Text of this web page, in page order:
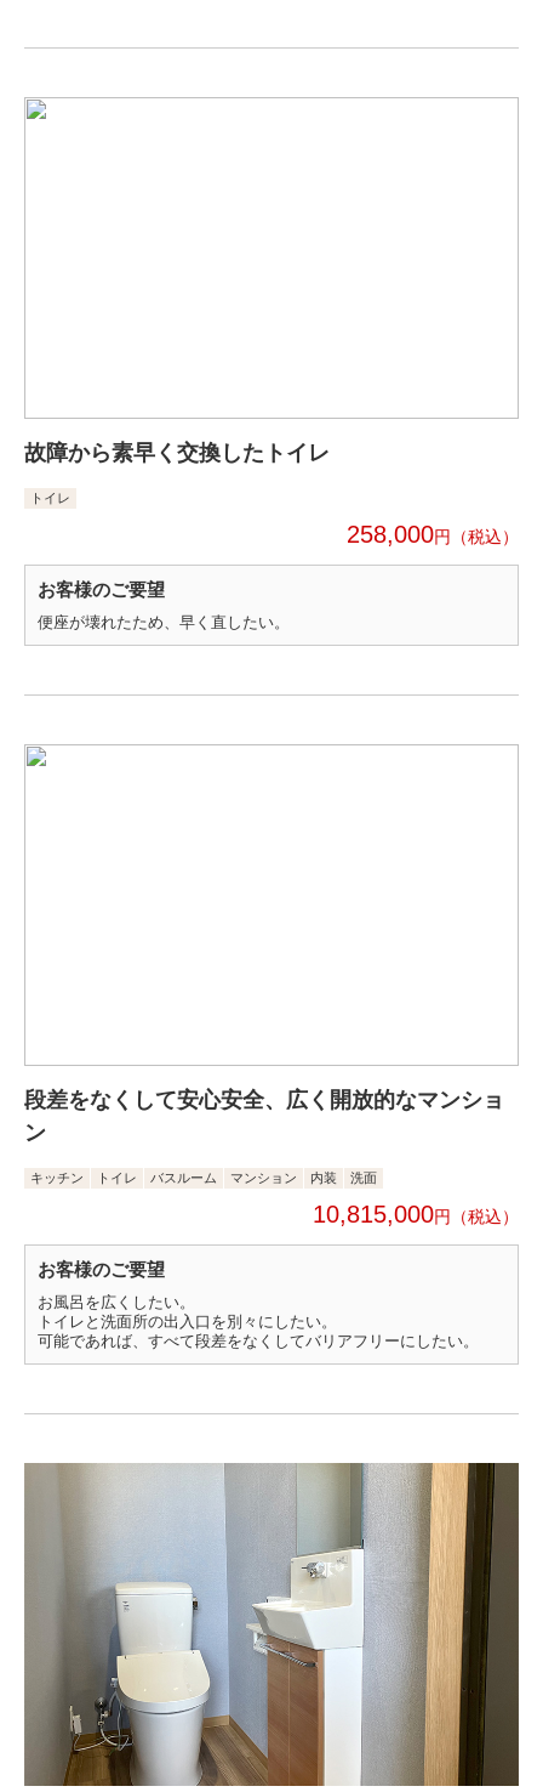
故障から素早く交換したトイレ
トイレ
258,000円
お客様のご要望
便座が壊れたため、早く直したい。
段差をなくして安心安全、広く開放的なマンショ
ン
キッチン トイレ バスルーム マンション 内装 洗面
10,815,000円
お客様のご要望
お風呂を広くしたい。
トイレと洗面所の出入口を別々にしたい。
可能であれば、すべて段差をなくしてバリアフリーにしたい。